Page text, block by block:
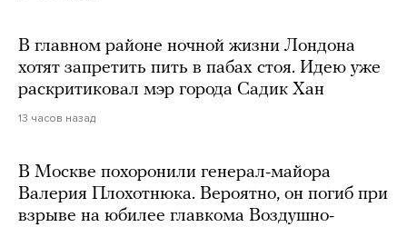
В главном районе ночной жизни Лондона
хотят запретить пить в пабах стоя. Идею уже
раскритиковал мэр города Садик Хан
13 часов назад
В Москве похоронили генерал-майора
Валерия Плохотнюка. Вероятно, он погиб при
взрыве на юбилее главкома Воздушно-